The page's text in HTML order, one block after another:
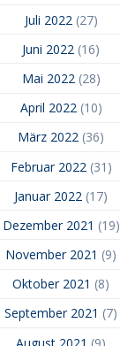
Juli 2022 (27)
Juni 2022 (16)
Mai 2022(28)
April 2022(10)
März 2022 (36)
Februar 2022 (31)
Januar 2022 (17)
Dezember 2021 (19)
November 2021 (9)
Oktober 2021 (8)
September 2021 (7)
August 2021 (9)